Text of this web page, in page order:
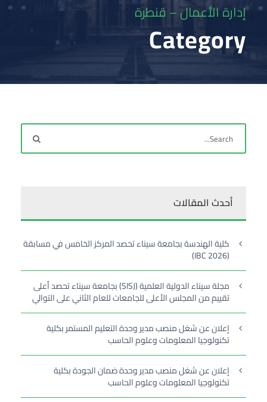
إدارة الأعمال – قنطرة
Category
أحدث المقالات
كلية الهندسة بجامعة سيناء تحصد المركز الخامس في مسابقة
(IBC 2026)
مجلة سيناء الدولية العلمية (SISJ) بجامعة سيناء تحصد أعلى
تقييم من المجلس الأعلى للجامعات للعام الثاني على التوالي
إعلان عن شغل منصب مدير وحدة التعليم المستمر بكلية
تكنولوجيا المعلومات وعلوم الحاسب
إعلان عن شغل منصب مدير وحدة ضمان الجودة بكلية
تكنولوجيا المعلومات وعلوم الحاسب